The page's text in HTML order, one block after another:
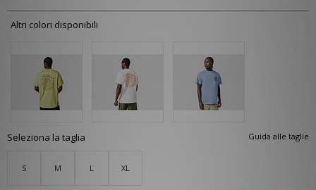
Altri colori disponibili
Guida alle taglie
Seleziona la taglia
S M L XL